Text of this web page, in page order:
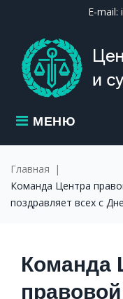
content
E-mail:
МЕНЮ
Главная |
Команда Центра
поздравляет всех с
Команда